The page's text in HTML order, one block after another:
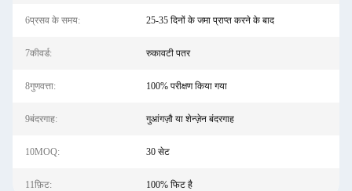
6प्रसव के समय: 25-35 दिनों के जमा प्राप्त करने के बाद
7कीवर्ड: रुकावटी पतर
8गुणवत्ता: 100% परीक्षण किया गया
9बंदरगाह: गुआंगज़ौ या शेन्ज़ेन बंदरगाह
10MOQ: 30 सेट
11फ़िट: 100% फिट है